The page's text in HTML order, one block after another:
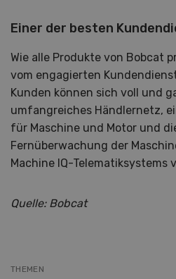
Einer der besten
Wie alle Produkte von Bobcat
vom engagierten
Kunden können sich voll und
umfangreiches Händlernetz,
für Maschine und Motor und
Fernüberwachung der
Machine IQ-Telematiksystems
Quelle: Bobcat
THEMEN